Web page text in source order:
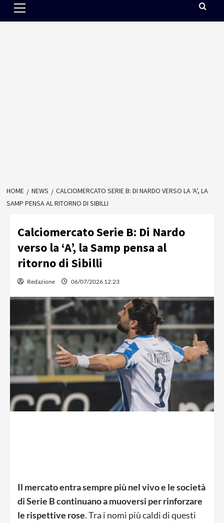
Menu
HOME NEWS
CALCIOMERCATO SERIE B: DI NARDO VERSO LA ‘A’, LA
SAMP PENSA AL RITORNO DI SIBILLI
Calciomercato Serie B: Di Nardo
verso la ‘A’, la Samp pensa al
ritorno di Sibilli
Redazione 06/07/2026 12:23
Il mercato entra sempre più nel vivo e le società
di Serie B continuano a muoversi per rinforzare
le rispettive rose. Tra i nomi più caldi di questi